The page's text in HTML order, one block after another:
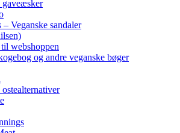
gaveæsker
– Veganske sandaler
webshoppen
og andre veganske bøger